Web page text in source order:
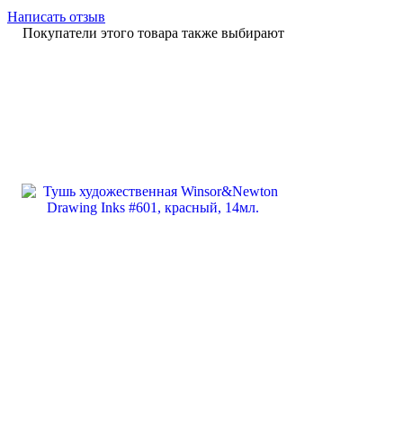
Написать отзыв
Покупатели этого товара также выбирают